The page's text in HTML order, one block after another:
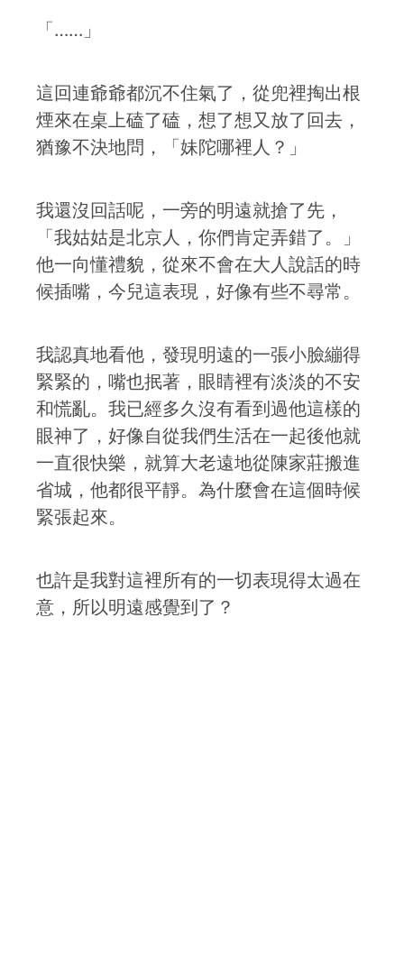
「……」
這回連爺爺都沉不住氣了，從兜裡掏出根
煙來在桌上磕了磕，想了想又放了回去，
猶豫不決地問，「妹陀哪裡人？」
我還沒回話呢，一旁的明遠就搶了先，
「我姑姑是北京人，你們肯定弄錯了。」
他一向懂禮貌，從來不會在大人說話的時
候插嘴，今兒這表現，好像有些不尋常。
我認真地看他，發現明遠的一張小臉繃得
緊緊的，嘴也抿著，眼睛裡有淡淡的不安
和慌亂。我已經多久沒有看到過他這樣的
眼神了，好像自從我們生活在一起後他就
一直很快樂，就算大老遠地從陳家莊搬進
省城，他都很平靜。為什麼會在這個時候
緊張起來。
也許是我對這裡所有的一切表現得太過在
意，所以明遠感覺到了？